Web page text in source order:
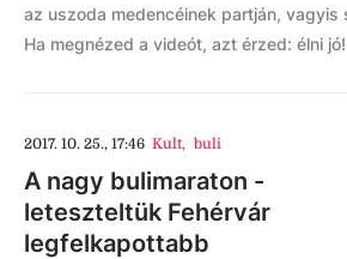
az uszoda medencéinek partján, vagyis
Ha megnézed a videót, azt érzed: élni jó!
2017. 10. 25., 17:46 Kult, buli
A nagy bulimaraton -
leteszteltük Fehérvár
legfelkapottabb